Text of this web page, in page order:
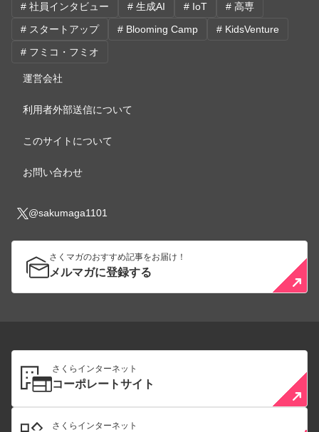
運営会社
利用者外部送信について
このサイトについて
お問い合わせ
@sakumaga1101
さくマガのおすすめ記事をお届け！
メルマガに登録する
# 社員インタビュー
# 生成AI # IoT
# 高専
# スタートアップ
# Blooming Camp
# KidsVenture
# フミコ・フミオ
さくらインターネット
コーポレートサイト
さくらインターネット